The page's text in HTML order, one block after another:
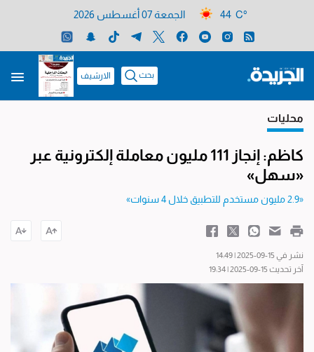
44 C° الجمعة 07 أغسطس 2026
بحث الارشيف
محليات
كاظم: إنجاز 111 مليون معاملة إلكترونية عبر
«سهل»
«2.9 مليون مستخدم للتطبيق خلال 4 سنوات»
نشر في 15-09-2025 | 14:49
آخر تحديث 15-09-2025 | 19:34